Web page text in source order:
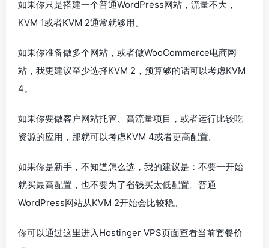
如果你只是搭建一个普通WordPress网站，流量不大，
KVM 1或者KVM 2通常就够用。
如果你准备做多个网站，或者做WooCommerce电商网
站，我更建议至少选择KVM 2，预算够的话可以考虑KVM
4。
如果你要做客户网站托管、高流量项目，或者运行比较吃
资源的应用，那就可以考虑KVM 4或者更高配置。
如果你是新手，不知道怎么选，我的建议是：不要一开始
就买最高配置，也不要为了省钱买太低配置。普通
WordPress网站从KVM 2开始会比较稳。
你可以通过这里进入Hostinger VPS页面查看当前套餐价